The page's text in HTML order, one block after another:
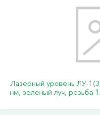
Лазерный уровень ЛУ-
нм, зеленый луч, резьба